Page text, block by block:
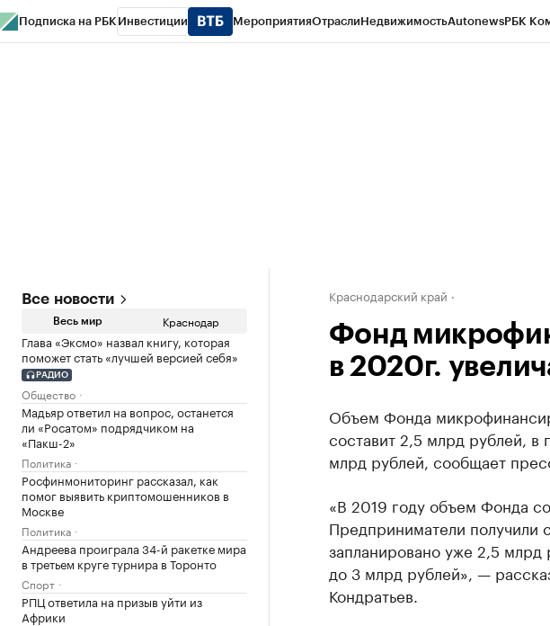
Подписка на РБК Инвестиции МероприятияОтраслиНедвижимостьAutonewsРБК
Все новости
Весь мир Краснодар
Глава «Эксмо» назвал книгу, которая
поможет стать «лучшей версией себя»
РАДИО
Общество
Мадьяр ответил на вопрос, останется
ли «Росатом» подрядчиком на
«Пакш-2»
Политика
Росфинмониторинг рассказал, как
помог выявить криптомошенников в
Москве
Политика
Андреева проиграла 34-й ракетке мира
в третьем круге турнира в Торонто
Спорт
РПЦ ответила на призыв уйти из
Африки
Краснодарский край
Фонд
в 2020г.
Объем Фонда
составит 2,5 млрд рублей, в
млрд рублей, сообщает
«В 2019 году объем Фонда
Предприниматели
запланировано уже 2,5 млрд
до 3 млрд рублей», —
Кондратьев.